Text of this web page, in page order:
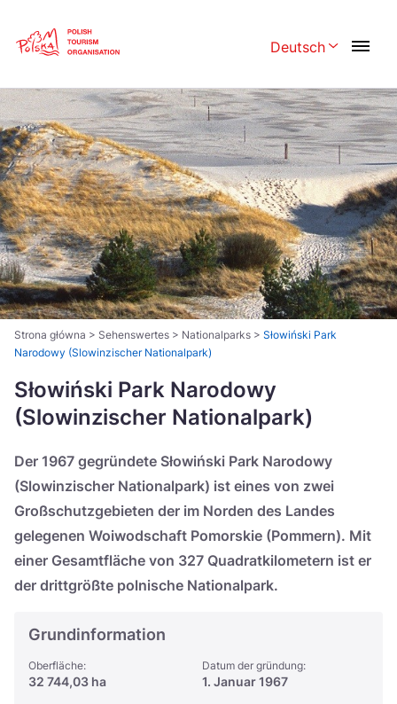
Deutsch
Polski English
Česká 中国
Dansk Deutsch
Español Français
Italiano Magyar
Nederlands 日本語
Português Norsk
Україна
Zamknij
Strona główna > Sehenswertes > Nationalparks > Słowiński Park
Narodowy (Slowinzischer Nationalpark)
Słowiński Park Narodowy
(Slowinzischer Nationalpark)
Der 1967 gegründete Słowiński Park Narodowy
(Slowinzischer Nationalpark) ist eines von zwei
Großschutzgebieten der im Norden des Landes
gelegenen Woiwodschaft Pomorskie (Pommern). Mit
einer Gesamtfläche von 327 Quadratkilometern ist er
der drittgrößte polnische Nationalpark.
Grundinformation
Oberfläche:
32 744,03 ha
Datum der gründung:
1. Januar 1967